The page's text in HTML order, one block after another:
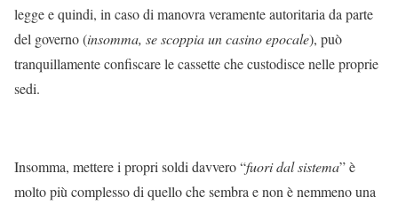
legge e quindi, in caso di manovra veramente autoritaria da parte
del governo (insomma, se scoppia un casino epocale), può
tranquillamente confiscare le cassette che custodisce nelle proprie
sedi.
Insomma, mettere i propri soldi davvero “fuori dal sistema” è
molto più complesso di quello che sembra e non è nemmeno una